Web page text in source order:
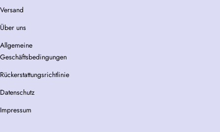
Versand
Über uns
Allgemeine
Geschäftsbedingungen
Rückerstattungsrichtlinie
Datenschutz
Impressum